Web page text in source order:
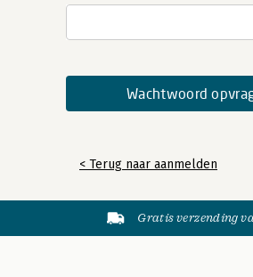
< Terug naar aanmelden
Gratis verzending